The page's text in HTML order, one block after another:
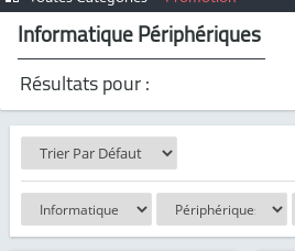
Informatique Périphériques
Résultats pour :